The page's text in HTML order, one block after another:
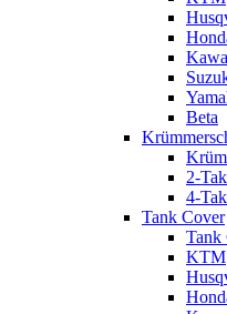
Beta
2-
4-
Tank Cover
Tank
KTM